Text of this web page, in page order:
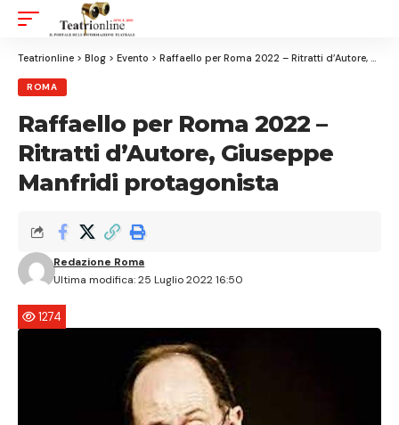
Resizer
Teatrionline > Blog > Evento > Raffaello per Roma 2022 – Ritratti d’Autore, Giuseppe Manfridi protagonista
ROMA
Raffaello per Roma 2022 –
Ritratti d’Autore, Giuseppe
Manfridi protagonista
Ultima modifica: 25 Luglio 2022 16:50
Redazione Roma
1274